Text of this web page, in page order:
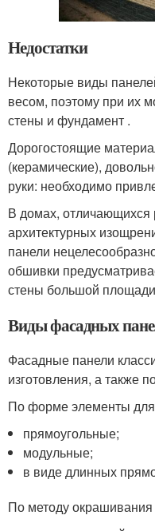
Недостатки
Некоторые виды
весом, поэтому при их
стены и фундамент .
Дорогостоящие
(керамические),
руки: необходимо
В домах, отличающихся
архитектурных
панели
обшивки
стены большой
Виды фасадных
Фасадные панели
изготовления, а также
По форме элементы
прямоугольные;
модульные;
в виде длинных
По методу окрашивания